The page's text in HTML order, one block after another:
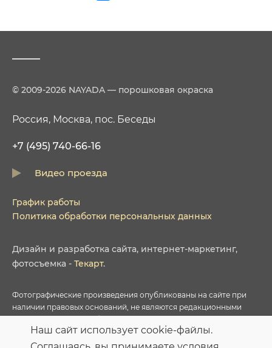
© 2009-2026 NAYADA — порошковая окраска
Россия, Москва, пос. Беседы
+7 (495) 740-66-16
Видео проезда
График работы
Политика обработки персональных данных
Дизайн и разработка сайта, интернет-маркетинг,
фотосъемка - Текарт.
Фотографические произведения опубликованы на сайте при
наличии правовых оснований, не являются редакционными
условиями приобретенных Лицензий соответствующих
фотобанков.
Наш сайт использует cookie-файлы.